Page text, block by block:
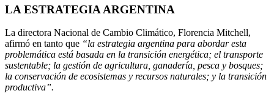
LA ESTRATEGIA ARGENTINA
La directora Nacional de Cambio Climático, Florencia Mitchell,
afirmó en tanto que “la estrategia argentina para abordar esta
problemática está basada en la transición energética; el transporte
sustentable; la gestión de agricultura, ganadería, pesca y bosques;
la conservación de ecosistemas y recursos naturales; y la transición
productiva”.